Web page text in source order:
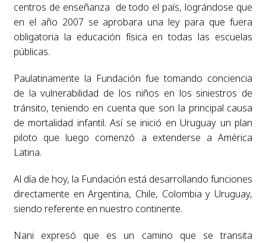
centros de enseñanza de todo el país, lográndose que
en el año 2007 se aprobara una ley para que fuera
obligatoria la educación física en todas las escuelas
públicas.
Paulatinamente la Fundación fue tomando conciencia
de la vulnerabilidad de los niños en los siniestros de
tránsito, teniendo en cuenta que son la principal causa
de mortalidad infantil. Así se inició en Uruguay un plan
piloto que luego comenzó a extenderse a América
Latina.
Al día de hoy, la Fundación está desarrollando funciones
directamente en Argentina, Chile, Colombia y Uruguay,
siendo referente en nuestro continente.
Nani expresó que es un camino que se transita